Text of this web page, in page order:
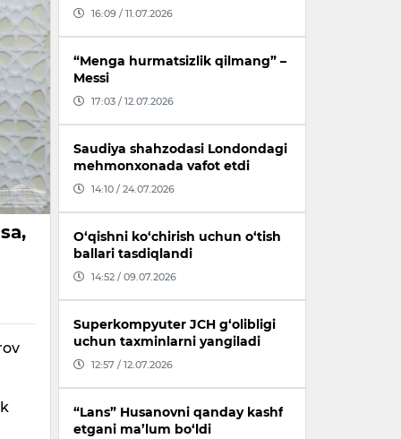
16:09 / 11.07.2026
“Menga hurmatsizlik qilmang” –
Messi
17:03 / 12.07.2026
Saudiya shahzodasi Londondagi
mehmonxonada vafot etdi
14:10 / 24.07.2026
O‘qishni ko‘chirish uchun o‘tish
ballari tasdiqlandi
14:52 / 09.07.2026
Superkompyuter JCH g‘olibligi
uchun taxminlarni yangiladi
12:57 / 12.07.2026
“Lans” Husanovni qanday kashf
etgani ma’lum bo‘ldi